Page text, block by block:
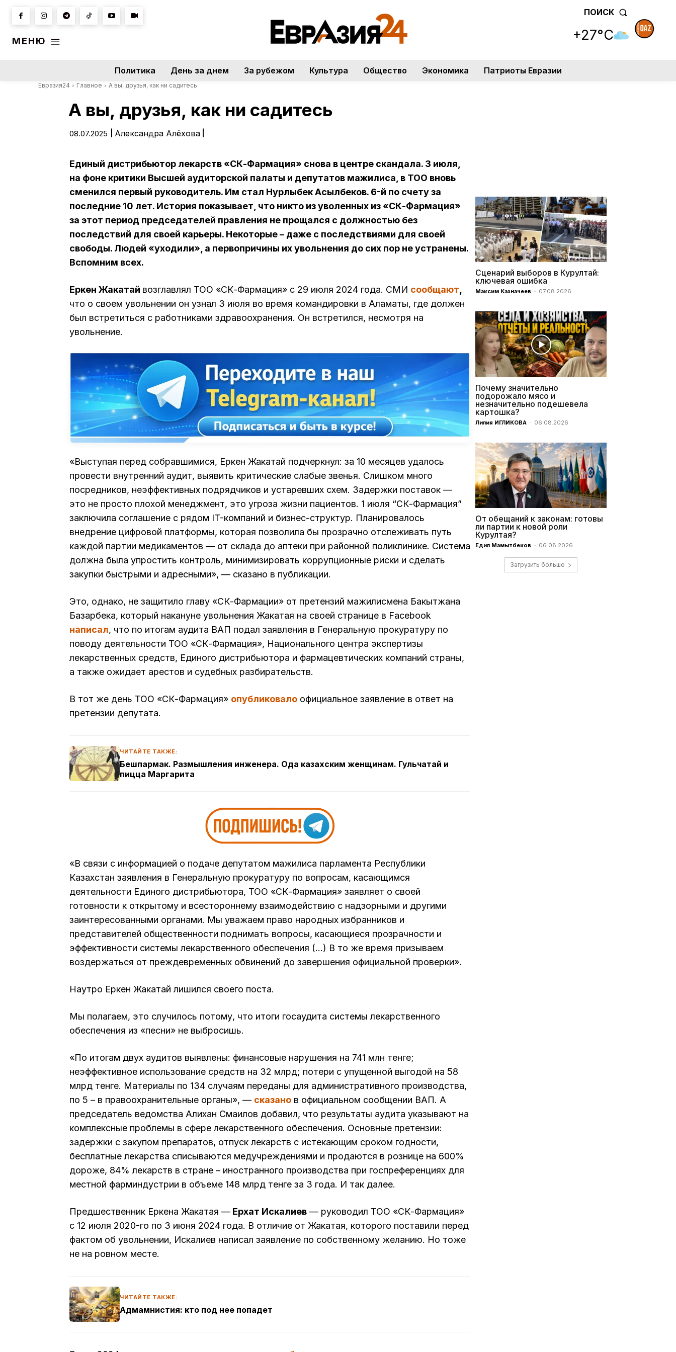
МЕНЮ
ПОИСК
+27°C
Политика День за днем За рубежом Культура Общество Экономика Патриоты Евразии
Евразия24 Главное А вы, друзья, как ни садитесь
А вы, друзья, как ни садитесь
08.07.2025 Александра Алёхова
Единый дистрибьютор лекарств «СК-Фармация» снова в центре скандала. 3 июля,
на фоне критики Высшей аудиторской палаты и депутатов мажилиса, в ТОО вновь
сменился первый руководитель. Им стал Нурлыбек Асылбеков. 6-й по счету за
последние 10 лет. История показывает, что никто из уволенных из «СК-Фармация»
за этот период председателей правления не прощался с должностью без
последствий для своей карьеры. Некоторые – даже с последствиями для своей
свободы. Людей «уходили», а первопричины их увольнения до сих пор не устранены.
Вспомним всех.
Еркен Жакатай возглавлял ТОО «СК-Фармация» с 29 июля 2024 года. СМИ сообщают
что о своем увольнении он узнал 3 июля во время командировки в Аламаты, где должен
был встретиться с работниками здравоохранения. Он встретился, несмотря на
увольнение.
«Выступая перед собравшимися, Еркен Жакатай подчеркнул: за 10 месяцев удалось
провести внутренний аудит, выявить критические слабые звенья. Слишком много
посредников, неэффективных подрядчиков и устаревших схем. Задержки поставок —
это не просто плохой менеджмент, это угроза жизни пациентов. 1 июля “СК-Фармация”
заключила соглашение с рядом IT-компаний и бизнес-структур. Планировалось
внедрение цифровой платформы, которая позволила бы прозрачно отслеживать путь
каждой партии медикаментов — от склада до аптеки при районной поликлинике. Система
должна была упростить контроль, минимизировать коррупционные риски и сделать
закупки быстрыми и адресными», — сказано в публикации.
Это, однако, не защитило главу «СК-Фармации» от претензий мажилисмена Бакытжана
Базарбека, который накануне увольнения Жакатая на своей странице в Facebook
написал, что по итогам аудита ВАП подал заявления в Генеральную прокуратуру по
поводу деятельности ТОО «СК-Фармация», Национального центра экспертизы
лекарственных средств, Единого дистрибьютора и фармацевтических компаний страны,
а также ожидает арестов и судебных разбирательств.
В тот же день ТОО «СК-Фармация» опубликовало официальное заявление в ответ на
претензии депутата.
ЧИТАЙТЕ ТАКЖЕ:
Бешпармак. Размышления инженера. Ода казахским женщинам. Гульчатай и
пицца Маргарита
«В связи с информацией о подаче депутатом мажилиса парламента Республики
Казахстан заявления в Генеральную прокуратуру по вопросам, касающимся
деятельности Единого дистрибьютора, ТОО «СК-Фармация» заявляет о своей
готовности к открытому и всестороннему взаимодействию с надзорными и другими
заинтересованными органами. Мы уважаем право народных избранников и
представителей общественности поднимать вопросы, касающиеся прозрачности и
эффективности системы лекарственного обеспечения (…) В то же время призываем
воздержаться от преждевременных обвинений до завершения официальной проверки».
Наутро Еркен Жакатай лишился своего поста.
Мы полагаем, это случилось потому, что итоги госаудита системы лекарственного
обеспечения из «песни» не выбросишь.
«По итогам двух аудитов выявлены: финансовые нарушения на 741 млн тенге;
неэффективное использование средств на 32 млрд; потери с упущенной выгодой на 58
млрд тенге. Материалы по 134 случаям переданы для административного производства,
по 5 – в правоохранительные органы», — сказано в официальном сообщении ВАП. А
председатель ведомства Алихан Смаилов добавил, что результаты аудита указывают на
комплексные проблемы в сфере лекарственного обеспечения. Основные претензии:
задержки с закупом препаратов, отпуск лекарств с истекающим сроком годности,
бесплатные лекарства списываются медучреждениями и продаются в рознице на 600%
дороже, 84% лекарств в стране – иностранного производства при госпреференциях для
местной фарминдустрии в объеме 148 млрд тенге за 3 года. И так далее.
Предшественник Еркена Жакатая — Ерхат Искалиев — руководил ТОО «СК-Фармация»
с 12 июля 2020-го по 3 июня 2024 года. В отличие от Жакатая, которого поставили перед
фактом об увольнении, Искалиев написал заявление по собственному желанию. Но тоже
не на ровном месте.
ЧИТАЙТЕ ТАКЖЕ:
Адмамнистия: кто под нее попадет
Сценарий выборов в Курултай:
ключевая ошибка
Максим Казначеев - 07.08.2026
Почему значительно
подорожало мясо и
незначительно подешевела
картошка?
Лилия ИГЛИКОВА - 06.08.2026
От обещаний к законам: готовы
ли партии к новой роли
Курултая?
Едил Мамытбеков - 06.08.2026
Загрузить больше